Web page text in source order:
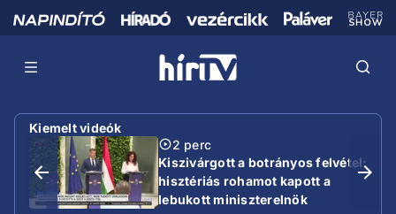
Kiemelt videók
2 perc
Kiszivárgott a botrányos felvétel:
hisztériás rohamot kapott a
lebukott miniszterelnök